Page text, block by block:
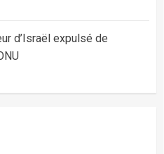
d’Israël expulsé de